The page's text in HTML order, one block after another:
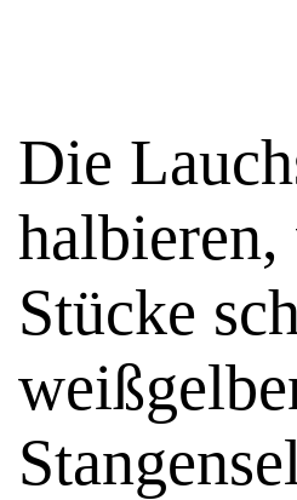
Die
halbieren,
Stücke